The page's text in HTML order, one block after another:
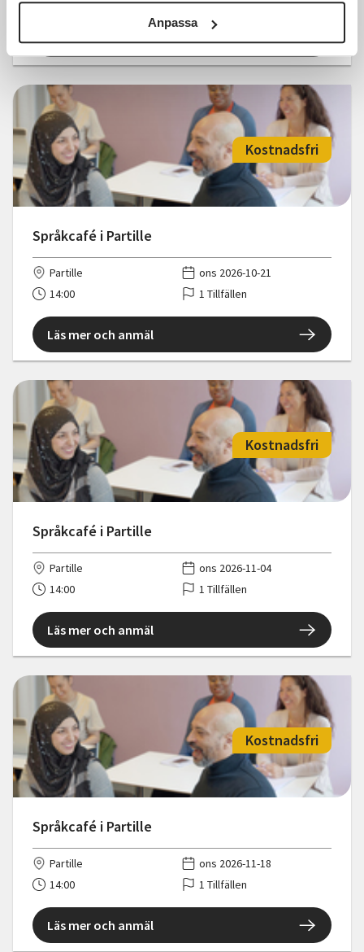
Anpassa
Läs mer och anmäl
Språkcafé i Partille
Kostnadsfri
Partille
ons 2026-10-21
14:00
1 Tillfällen
Läs mer och anmäl
Språkcafé i Partille
Kostnadsfri
Partille
ons 2026-11-04
14:00
1 Tillfällen
Läs mer och anmäl
Språkcafé i Partille
Kostnadsfri
Partille
ons 2026-11-18
14:00
1 Tillfällen
Läs mer och anmäl